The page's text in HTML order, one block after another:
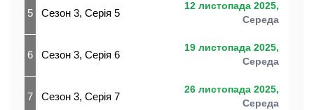
5 Сезон 3, Серія 5
12 листопада 2025,
Середа
6 Сезон 3, Серія 6
19 листопада 2025,
Середа
7 Сезон 3, Серія 7
26 листопада 2025,
Середа